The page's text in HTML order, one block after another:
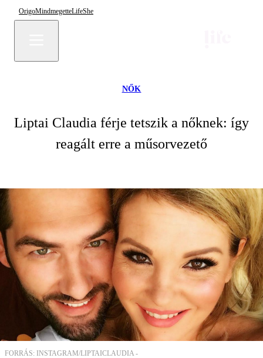
OrigoMindmegetteLifeShe
NŐK
Liptai Claudia férje tetszik a nőknek: így
reagált erre a műsorvezető
FORRÁS: INSTAGRAM/LIPTAICLAUDIA -